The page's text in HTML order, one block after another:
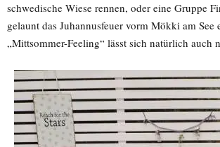
schwedische Wiese rennen, oder eine Gruppe
gelaunt das Juhannusfeuer vorm Mökki am See
„Mittsommer-Feeling“ lässt sich natürlich auch